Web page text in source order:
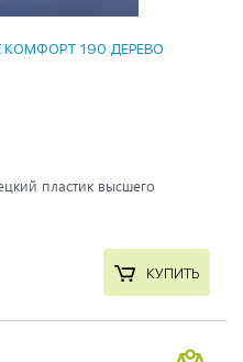
КОМФОРТ 190 ДЕРЕВО
пластик высшего
КУПИТЬ